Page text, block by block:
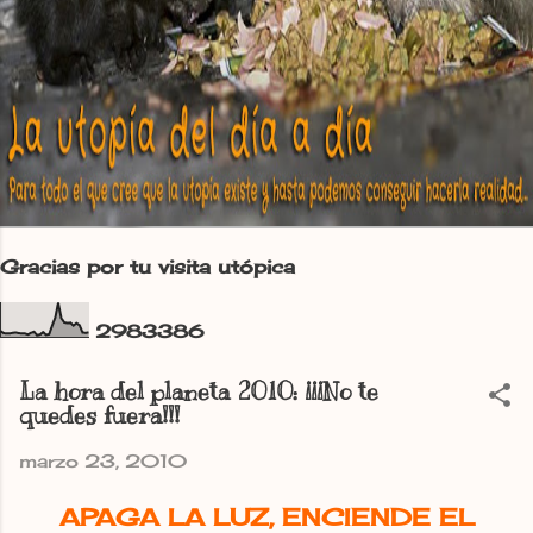
Gracias por tu visita utópica
2983386
La hora del planeta 2010: ¡¡¡No te
quedes fuera!!!
marzo 23, 2010
APAGA LA LUZ, ENCIENDE EL